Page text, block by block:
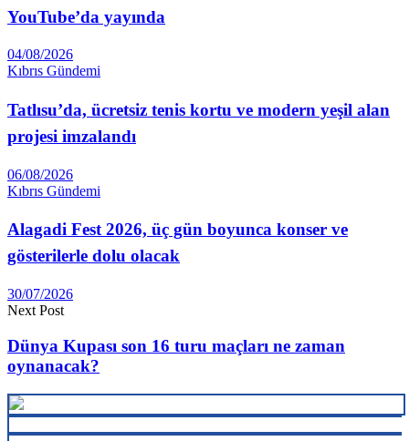
YouTube’da yayında
04/08/2026
Kıbrıs Gündemi
Tatlısu’da, ücretsiz tenis kortu ve modern yeşil alan
projesi imzalandı
06/08/2026
Kıbrıs Gündemi
Alagadi Fest 2026, üç gün boyunca konser ve
gösterilerle dolu olacak
30/07/2026
Next Post
Dünya Kupası son 16 turu maçları ne zaman
oynanacak?